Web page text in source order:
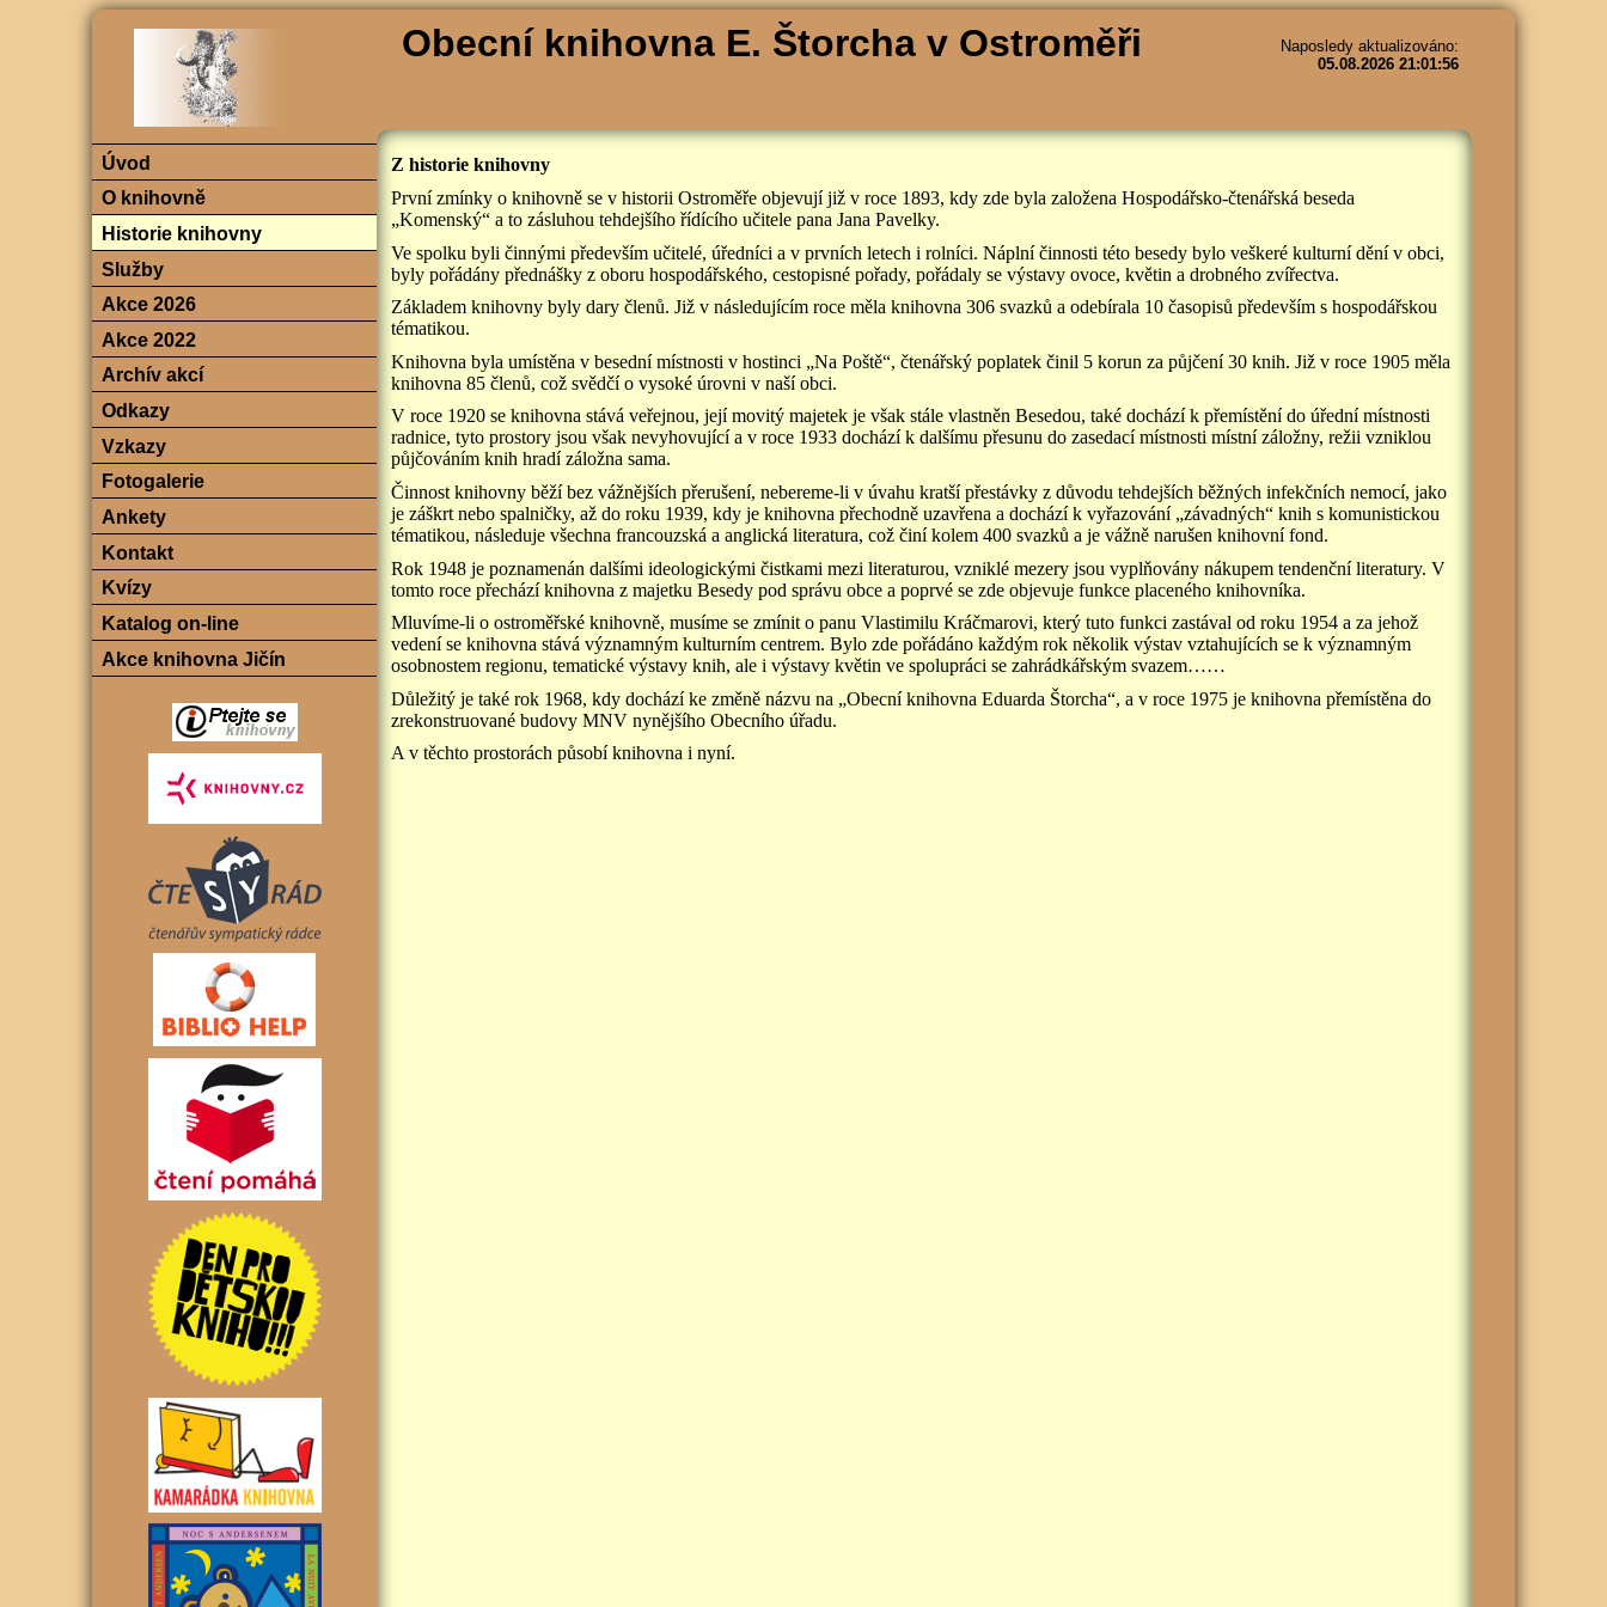
Naposledy aktualizováno:
05.08.2026 21:01:56
Obecní knihovna E. Štorcha v Ostroměři
Úvod
O knihovně
Historie knihovny
Služby
Akce 2026
Akce 2022
Archív akcí
Odkazy
Vzkazy
Fotogalerie
Ankety
Kontakt
Kvízy
Katalog on-line
Akce knihovna Jičín
Z historie knihovny
První zmínky o knihovně se v historii Ostroměře objevují již v roce 1893, kdy zde byla založena Hospodářsko-čtenářská beseda
„Komenský“ a to zásluhou tehdejšího řídícího učitele pana Jana Pavelky.
Ve spolku byli činnými především učitelé, úředníci a v prvních letech i rolníci. Náplní činnosti této besedy bylo veškeré kulturní dění v obci,
byly pořádány přednášky z oboru hospodářského, cestopisné pořady, pořádaly se výstavy ovoce, květin a drobného zvířectva.
Základem knihovny byly dary členů. Již v následujícím roce měla knihovna 306 svazků a odebírala 10 časopisů především s hospodářskou
tématikou.
Knihovna byla umístěna v besední místnosti v hostinci „Na Poště“, čtenářský poplatek činil 5 korun za půjčení 30 knih. Již v roce 1905 měla
knihovna 85 členů, což svědčí o vysoké úrovni v naší obci.
V roce 1920 se knihovna stává veřejnou, její movitý majetek je však stále vlastněn Besedou, také dochází k přemístění do úřední místnosti
radnice, tyto prostory jsou však nevyhovující a v roce 1933 dochází k dalšímu přesunu do zasedací místnosti místní záložny, režii vzniklou
půjčováním knih hradí záložna sama.
Činnost knihovny běží bez vážnějších přerušení, nebereme-li v úvahu kratší přestávky z důvodu tehdejších běžných infekčních nemocí, jako
je záškrt nebo spalničky, až do roku 1939, kdy je knihovna přechodně uzavřena a dochází k vyřazování „závadných“ knih s komunistickou
tématikou, následuje všechna francouzská a anglická literatura, což činí kolem 400 svazků a je vážně narušen knihovní fond.
Rok 1948 je poznamenán dalšími ideologickými čistkami mezi literaturou, vzniklé mezery jsou vyplňovány nákupem tendenční literatury. V
tomto roce přechází knihovna z majetku Besedy pod správu obce a poprvé se zde objevuje funkce placeného knihovníka.
Mluvíme-li o ostroměřské knihovně, musíme se zmínit o panu Vlastimilu Kráčmarovi, který tuto funkci zastával od roku 1954 a za jehož
vedení se knihovna stává významným kulturním centrem. Bylo zde pořádáno každým rok několik výstav vztahujících se k významným
osobnostem regionu, tematické výstavy knih, ale i výstavy květin ve spolupráci se zahrádkářským svazem……
Důležitý je také rok 1968, kdy dochází ke změně názvu na „Obecní knihovna Eduarda Štorcha“, a v roce 1975 je knihovna přemístěna do
zrekonstruované budovy MNV nynějšího Obecního úřadu.
A v těchto prostorách působí knihovna i nyní.